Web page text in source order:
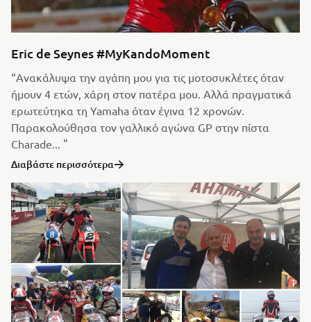
Eric de Seynes #MyKandoMoment
“Ανακάλυψα την αγάπη μου για τις μοτοσυκλέτες όταν
ήμουν 4 ετών, χάρη στον πατέρα μου. Αλλά πραγματικά
ερωτεύτηκα τη Yamaha όταν έγινα 12 χρονών.
Παρακολούθησα τον γαλλικό αγώνα GP στην πίστα
Charade... "
Διαβάστε περισσότερα